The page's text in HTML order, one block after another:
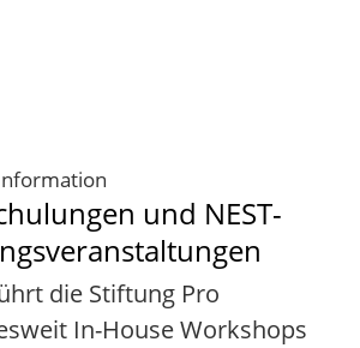
und NEST-
die Stiftung Pro
In-House Workshops